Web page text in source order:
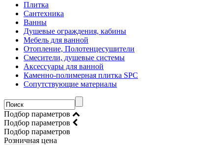
Плитка
Сантехника
Ванны
Душевые ограждения, кабины
Мебель для ванной
Отопление, Полотенцесушители
Смесители, душевые системы
Аксессуары для ванной
Каменно-полимерная плитка SPC
Сопутствующие материалы
Подбор параметров
Подбор параметров
Подбор параметров
Розничная цена